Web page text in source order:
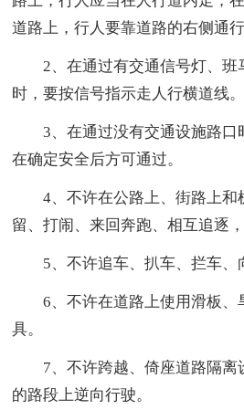
道路上，行人要靠道路的右侧通行
2、在通过有交通信号灯、班
时，要按信号指示走人行横道线。
3、在通过没有交通设施路口
在确定安全后方可通过。
4、不许在公路上、街路上和
留、打闹、来回奔跑、相互追逐
5、不许追车、扒车、拦车、
6、不许在道路上使用滑板、
具。
7、不许跨越、倚座道路隔
的路段上逆向行驶。